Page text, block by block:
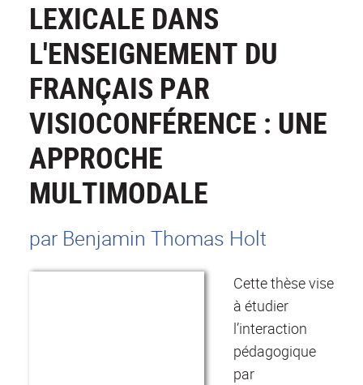
LEXICALE DANS
L'ENSEIGNEMENT DU
FRANÇAIS PAR
VISIOCONFÉRENCE : UNE
APPROCHE
MULTIMODALE
par Benjamin Thomas Holt
Cette thèse vise
à étudier
l’interaction
pédagogique
par